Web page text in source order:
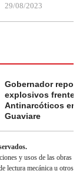
29/08/2023
Gobernador
explosivos frente a
Antinarcóticos en
Guaviare
y usos de las obras
lectura mecánica u otros